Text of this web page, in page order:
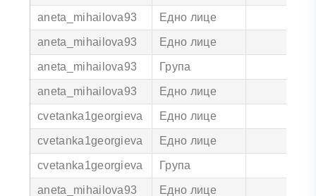
aneta_mihailova93 Едно лице
aneta_mihailova93 Едно лице
aneta_mihailova93 Група
aneta_mihailova93 Едно лице
cvetanka1georgieva Едно лице
cvetanka1georgieva Едно лице
cvetanka1georgieva Група
aneta_mihailova93 Едно лице